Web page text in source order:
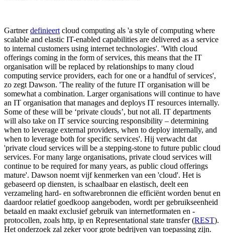
Gartnerdefinieertcloud computing als 'a style of computing where
scalable and elastic IT-enabled capabilities are delivered as a service
to internal customers using internet technologies'. 'With cloud
offerings coming in the form of services, this means that the IT
organisation will be replaced by relationships to many cloud
computing service providers, each for one or a handful of services',
zo zegt Dawson. 'The reality of the future IT organisation will be
somewhat a combination. Larger organisations will continue to have
an IT organisation that manages and deploys IT resources internally.
Some of these will be ‘private clouds’, but not all. IT departments
will also take on IT service sourcing responsibility – determining
when to leverage external providers, when to deploy internally, and
when to leverage both for specific services'. Hij verwacht dat
'private cloud services will be a stepping-stone to future public cloud
services. For many large organisations, private cloud services will
continue to be required for many years, as public cloud offerings
mature'. Dawson noemt vijf kenmerken van een 'cloud'. Het is
gebaseerd op diensten, is schaalbaar en elastisch, deelt een
verzameling hard- en softwarebronnen die efficiënt worden benut en
daardoor relatief goedkoop aangeboden, wordt per gebruikseenheid
betaald en maakt exclusief gebruik van internetformaten en -
protocollen, zoals http, ip en Representational state transfer (REST).
Het onderzoek zal zeker voor grote bedrijven van toepassing zijn.